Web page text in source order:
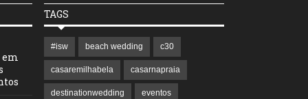
em
TAGS
#isw beach wedding c30
casaremilhabela casarnapraia
destinationwedding eventos